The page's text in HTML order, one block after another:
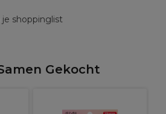
shoppinglist
Gekocht